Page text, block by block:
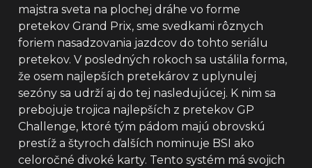
majstra sveta na plochej dráhe vo forme
pretekov Grand Prix, sme svedkami rôznych
foriem nasadzovania jazdcov do tohto seriálu
pretekov. V posledných rokoch sa ustálila forma,
že osem najlepších pretekárov z uplynulej
sezóny sa udrží aj do tej nasledujúcej. K nim sa
prebojuje trojica najlepších z pretekov GP
Challenge, ktoré tým pádom majú obrovskú
prestíž a štyroch ďalších nominuje BSI ako
celoročné divoké karty. Tento systém má svojich